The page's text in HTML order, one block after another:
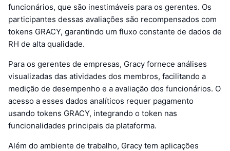
funcionários, que são inestimáveis para os gerentes. Os
participantes dessas avaliações são recompensados com
tokens GRACY, garantindo um fluxo constante de dados de
RH de alta qualidade.
Para os gerentes de empresas, Gracy fornece análises
visualizadas das atividades dos membros, facilitando a
medição de desempenho e a avaliação dos funcionários. O
acesso a esses dados analíticos requer pagamento
usando tokens GRACY, integrando o token nas
funcionalidades principais da plataforma.
Além do ambiente de trabalho, Gracy tem aplicações